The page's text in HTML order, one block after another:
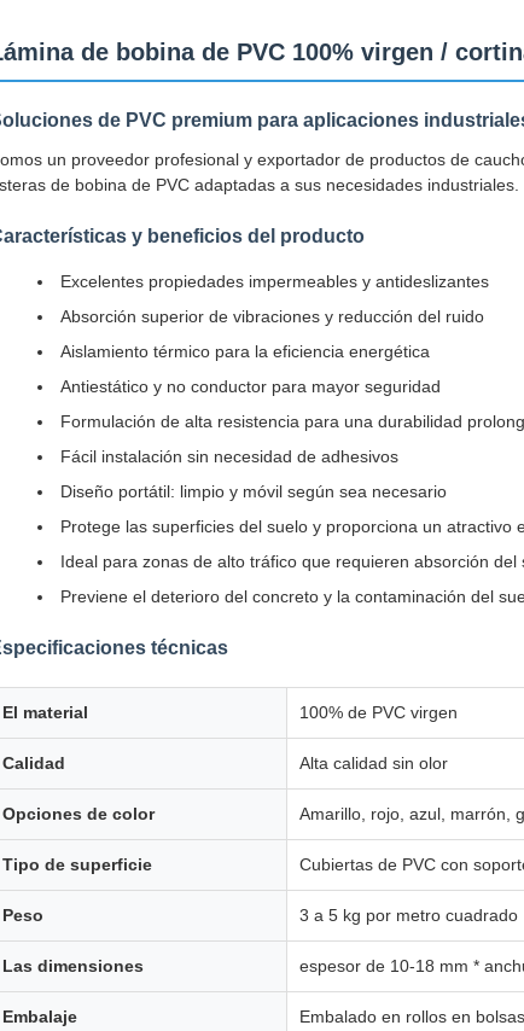
de bobina de PVC 100% virgen /
de PVC premium para aplicaciones
un proveedor profesional y exportador de productos de
de bobina de PVC adaptadas a sus necesidades industriales.
y beneficios del producto
Excelentes propiedades impermeables y antideslizantes
Absorción superior de vibraciones y reducción del ruido
Aislamiento térmico para la eficiencia energética
Antiestático y no conductor para mayor seguridad
Formulación de alta resistencia para una durabilidad
Fácil instalación sin necesidad de adhesivos
Diseño portátil: limpio y móvil según sea necesario
Protege las superficies del suelo y proporciona un atractivo
Ideal para zonas de alto tráfico que requieren absorción del
Previene el deterioro del concreto y la contaminación del
técnicas
El material 100% de PVC virgen
Calidad Alta calidad sin olor
Opciones de color Amarillo, rojo, azul, marrón,
Tipo de superficie Cubiertas de PVC con
Peso 3 a 5 kg por metro cuadrado
Las dimensiones espesor de 10-18 mm *
Embalaje Embalado en rollos en